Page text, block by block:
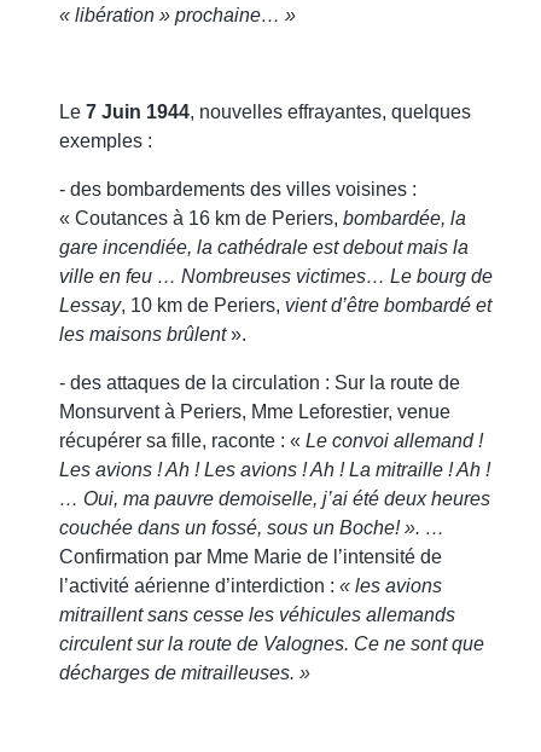
« libération » prochaine… »
Le 7 Juin 1944, nouvelles effrayantes, quelques
exemples :
- des bombardements des villes voisines :
« Coutances à 16 km de Periers, bombardée, la
gare incendiée, la cathédrale est debout mais la
ville en feu … Nombreuses victimes… Le bourg de
Lessay, 10 km de Periers, vient d’être bombardé et
les maisons brûlent».
- des attaques de la circulation : Sur la route de
Monsurvent à Periers, Mme Leforestier, venue
récupérer sa fille, raconte : « Le convoi allemand !
Les avions ! Ah ! Les avions ! Ah ! La mitraille ! Ah !
… Oui, ma pauvre demoiselle, j’ai été deux heures
couchée dans un fossé, sous un Boche! ». …
Confirmation par Mme Marie de l’intensité de
l’activité aérienne d’interdiction : « les avions
mitraillent sans cesse les véhicules allemands
circulent sur la route de Valognes. Ce ne sont que
décharges de mitrailleuses. »